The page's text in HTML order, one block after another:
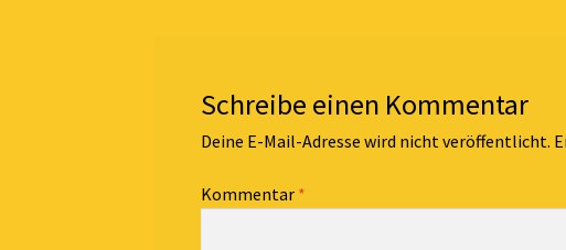
Schreibe einen Kommentar
Deine E-Mail-Adresse wird nicht veröffentlicht.
Kommentar *